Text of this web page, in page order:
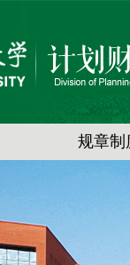
规章制